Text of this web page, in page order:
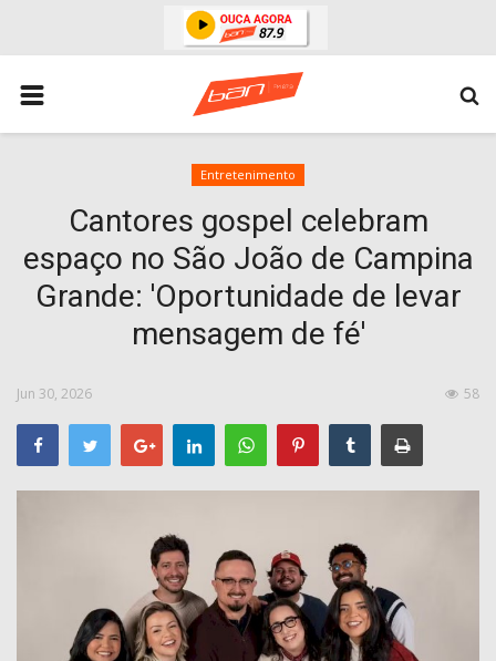
HOME
ESPORTES
POLITICA
ESPERANÇA PB
PARAIBA
ENTRETENIMENTO
MUNDO
BRASIL
QUEM SOMOS
MUSICA
Entretenimento
Cantores gospel celebram
espaço no São João de Campina
Grande: 'Oportunidade de levar
mensagem de fé'
Jun 30, 2026 58